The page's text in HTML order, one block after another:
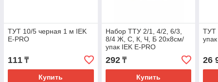
ТУТ 10/5 черная 1 м IEK
E-PRO
111 ₸
Купить
Набор ТТУ 2/1, 4/2, 6/3,
8/4 Ж, С, К, Ч, Б 20х8см/
упак IEK E-PRO
292₸
Купить
ТУТ
26